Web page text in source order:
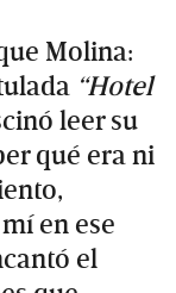
Molina:
“Hotel
leer su
qué era ni
en ese
el